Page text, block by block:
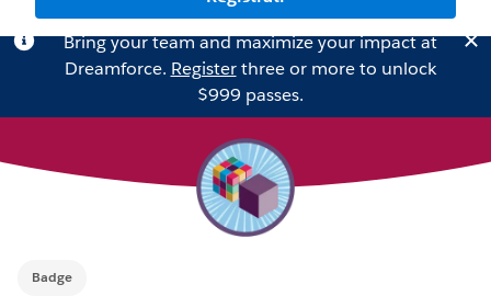
Bring your team and maximize your impact at
Dreamforce. Registerthree or more to unlock
$999 passes.
Badge